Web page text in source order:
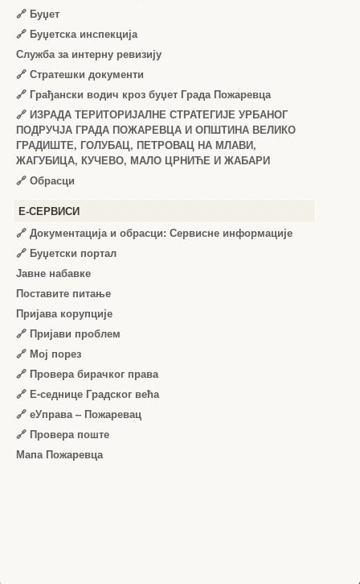
🔗 Буџет
🔗 Буџетска инспекција
Служба за интерну ревизију
🔗 Стратешки документи
🔗 Грађански водич кроз буџет Града Пожаревца
🔗 ИЗРАДА ТЕРИТОРИЈАЛНЕ СТРАТЕГИЈЕ УРБАНОГ
ПОДРУЧЈА ГРАДА ПОЖАРЕВЦА И ОПШТИНА ВЕЛИКО
ГРАДИШТЕ, ГОЛУБАЦ, ПЕТРОВАЦ НА МЛАВИ,
ЖАГУБИЦА, КУЧЕВО, МАЛО ЦРНИЋЕ И ЖАБАРИ
🔗 Обрасци
Е-СЕРВИСИ
🔗 Документација и обрасци: Сервисне информације
🔗 Буџетски портал
Јавне набавке
Поставите питање
Пријава корупције
🔗 Пријави проблем
🔗 Мој порез
🔗 Провера бирачког права
🔗 Е-седнице Градског већа
🔗 еУправа – Пожаревац
🔗 Провера поште
Мапа Пожаревца